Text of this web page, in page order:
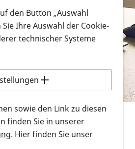
in verschiedenen
Ort
wie Sie nach Infonmaterial
bzw. herunterladen
sich dieErklärvideos zum
der PRO RETINA-Website
Menschen an.
Sie sämtliches Infomaterial
den Button „Auswahl
Ihre Auswahl der Cookie-
technischer Systeme
sowie den Link zu diesen
finden Sie in unserer
. Hier finden Sie unser